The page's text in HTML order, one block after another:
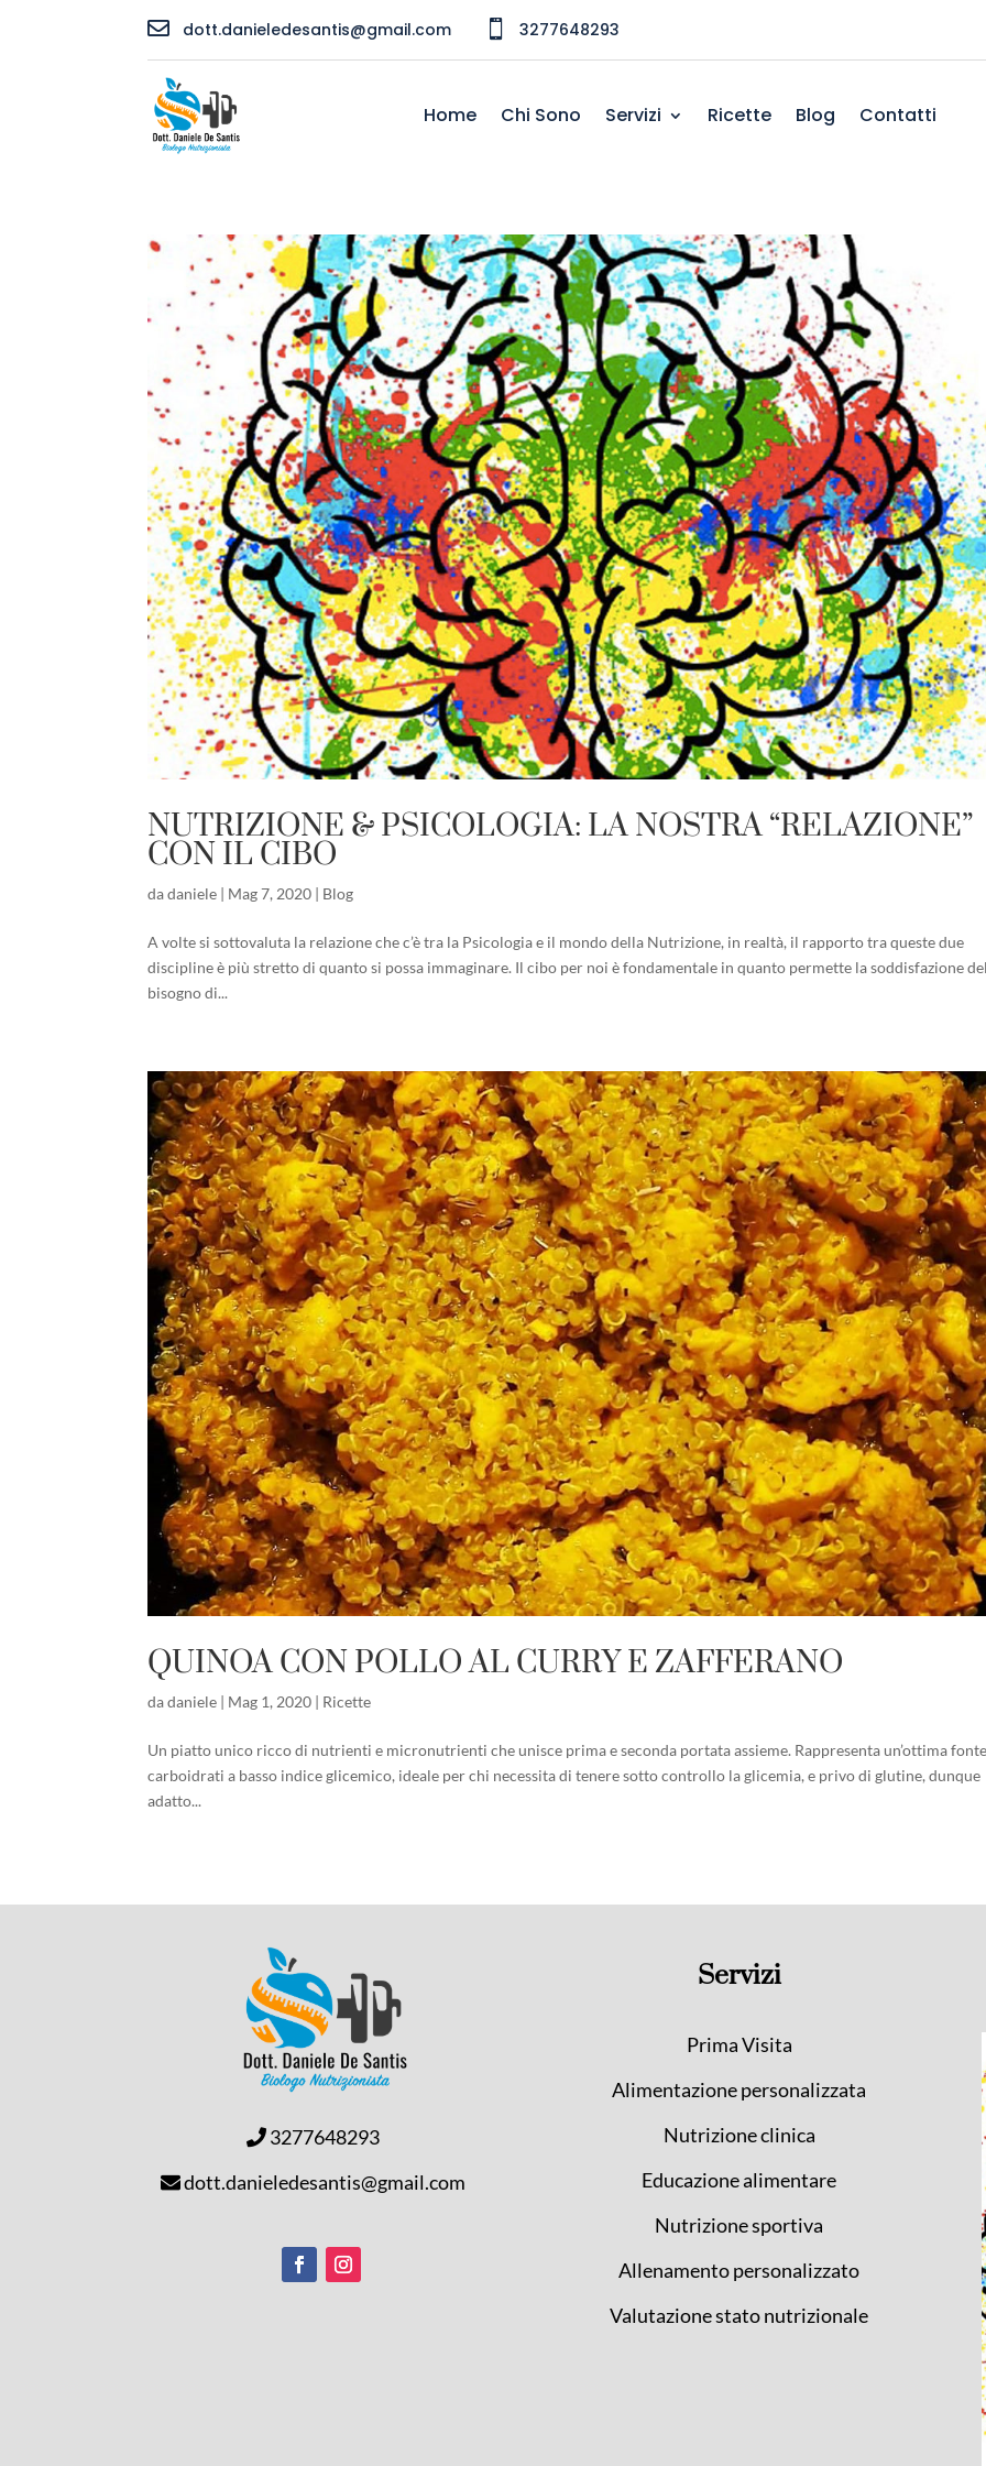
 dott.danieledesantis@gmail.com  3277648293
Home Chi Sono Servizi Ricette Blog Contatti
NUTRIZIONE & PSICOLOGIA: LA NOSTRA “RELAZIONE”
CON IL CIBO
dadaniele | Mag 7, 2020 | Blog
A volte si sottovaluta la relazione che c’è tra la Psicologia e il mondo della Nutrizione, in realtà, il rapporto tra queste due
discipline è più stretto di quanto si possa immaginare. Il cibo per noi è fondamentale in quanto permette la soddisfazione
bisogno di...
QUINOA CON POLLO AL CURRY E ZAFFERANO
dadaniele | Mag 1, 2020 | Ricette
Un piatto unico ricco di nutrienti e micronutrienti che unisce prima e seconda portata assieme. Rappresenta un’ottima
carboidrati a basso indice glicemico, ideale per chi necessita di tenere sotto controllo la glicemia, e privo di glutine, dunque
adatto...
3277648293
dott.danieledesantis@gmail.com
Servizi
Prima Visita
Alimentazione personalizzata
Nutrizione clinica
Educazione alimentare
Nutrizione sportiva
Allenamento personalizzato
Valutazione stato nutrizionale